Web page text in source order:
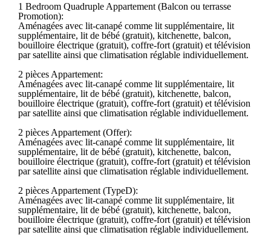
1 Bedroom Quadruple Appartement (Balcon ou terrasse
Promotion):
Aménagées avec lit-canapé comme lit supplémentaire, lit
supplémentaire, lit de bébé (gratuit), kitchenette, balcon,
bouilloire électrique (gratuit), coffre-fort (gratuit) et télévision
par satellite ainsi que climatisation réglable individuellement.
2 pièces Appartement:
Aménagées avec lit-canapé comme lit supplémentaire, lit
supplémentaire, lit de bébé (gratuit), kitchenette, balcon,
bouilloire électrique (gratuit), coffre-fort (gratuit) et télévision
par satellite ainsi que climatisation réglable individuellement.
2 pièces Appartement (Offer):
Aménagées avec lit-canapé comme lit supplémentaire, lit
supplémentaire, lit de bébé (gratuit), kitchenette, balcon,
bouilloire électrique (gratuit), coffre-fort (gratuit) et télévision
par satellite ainsi que climatisation réglable individuellement.
2 pièces Appartement (TypeD):
Aménagées avec lit-canapé comme lit supplémentaire, lit
supplémentaire, lit de bébé (gratuit), kitchenette, balcon,
bouilloire électrique (gratuit), coffre-fort (gratuit) et télévision
par satellite ainsi que climatisation réglable individuellement.